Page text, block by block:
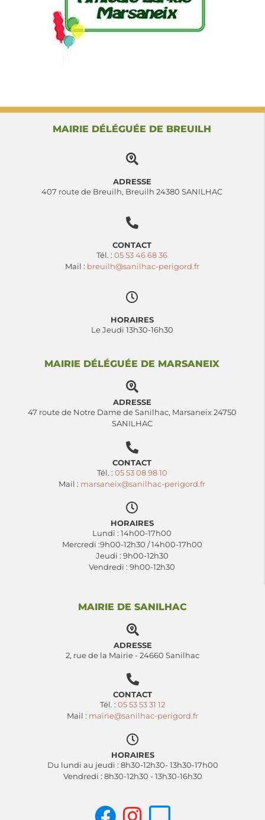
MAIRIE DÉLÉGUÉE DE BREUILH
ADRESSE
407 route de Breuilh, Breuilh 24380 SANILHAC
CONTACT
Tél. : 05 53 46 68 36
Mail : breuilh@sanilhac-perigord.fr
HORAIRES
Le Jeudi 13h30-16h30
MAIRIE DÉLÉGUÉE DE MARSANEIX
ADRESSE
47 route de Notre Dame de Sanilhac, Marsaneix 24750
SANILHAC
CONTACT
Tél. : 05 53 08 98 10
Mail : marsaneix@sanilhac-perigord.fr
HORAIRES
Lundi : 14h00-17h00
Mercredi :9h00-12h30 / 14h00-17h00
Jeudi : 9h00-12h30
Vendredi : 9h00-12h30
MAIRIE DE SANILHAC
ADRESSE
2, rue de la Mairie - 24660 Sanilhac
CONTACT
Tél. : 05 53 53 31 12
Mail : mairie@sanilhac-perigord.fr
HORAIRES
Du lundi au jeudi : 8h30-12h30- 13h30-17h00
Vendredi : 8h30-12h30 - 13h30-16h30